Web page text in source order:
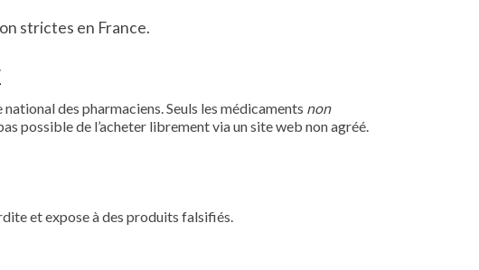
strictes en France.
des pharmaciens. Seuls les médicaments non
possible de l’acheter librement via un site web non agréé.
et expose à des produits falsifiés.